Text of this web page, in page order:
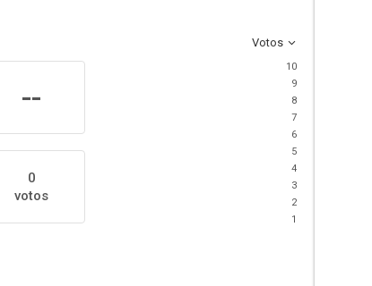
Votos
--
0
votos
10
9
8
7
6
5
4
3
2
1